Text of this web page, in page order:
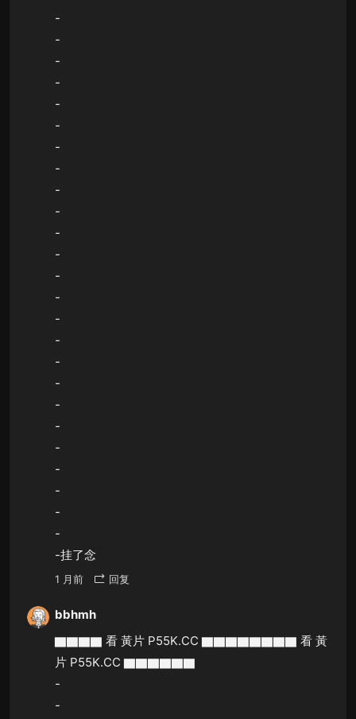
-
-
-
-
-
-
-
-
-
-
-
-
-
-
-
-
-
-
-
-
-
-
-
-
-
-挂了念
1 月前 回复
bbhmh
▇▇▇▇ 看 黃片 P55K.CC ▇▇▇▇▇▇▇▇ 看 黃
片 P55K.CC ▇▇▇▇▇▇
-
-